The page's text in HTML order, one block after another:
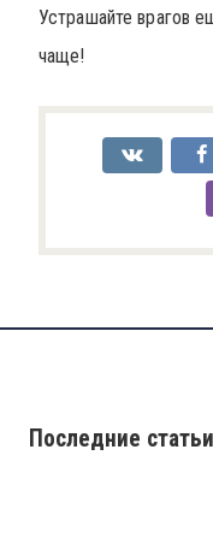
Устрашайте врагов
чаще!
Последние